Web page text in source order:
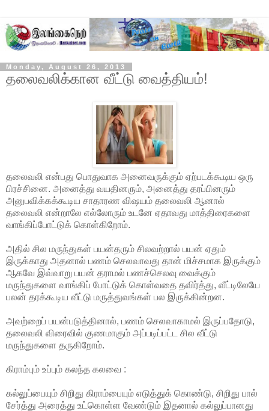
Monday, August 26, 2013
தலைவலிக்கான வீட்டு வைத்தியம்!
தலைவலி என்பது பொதுவாக அனைவருக்கும் ஏற்படக்கூடிய ஒரு
பிரச்சினை. அனைத்து வயதினரும், அனைத்து தரப்பினரும்
அனுபவிக்கக்கூடிய சாதாரண விஷயம் தலைவலி ஆனால்
தலைவலி என்றாலே எல்லோரும் உடனே ஏதாவது மாத்திரைகளை
வாங்கிப்போட்டுக் கொள்கிறோம்.
அதில் சில மருந்துகள் பயன்தரும் சிலவற்றால் பயன் ஏதும்
இருக்காது அதனால் பணம் செலவாவது தான் மிச்சமாக இருக்கும்
ஆகவே இவ்வாறு பயன் தராமல் பணச்செலவு வைக்கும்
மருந்துகளை வாங்கிப் போட்டுக் கொள்வதை தவிர்த்து, வீட்டிலேயே
பலன் தரக்கூடிய வீட்டு மருத்துவங்கள் பல இருக்கின்றன.
அவற்றைப் பயன்படுத்தினால், பணம் செலவாகாமல் இருப்பதோடு,
தலைவலி விரைவில் குணமாகும் அப்படிப்பட்ட சில வீட்டு
மருந்துகளை தருகிறோம்.
கிராம்பும் உப்பும் கலந்த கலவை :
கல்லுப்பையும் சிறிது கிராம்பையும் எடுத்துக் கொண்டு, சிறிது பால்
சேர்த்து அரைத்து உட்கொள்ள வேண்டும் இதனால் கல்லுப்பானது